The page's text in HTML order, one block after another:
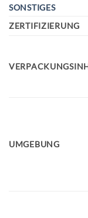
SONSTIGES
ZERTIFIZIERUNG
UMGEBUNG